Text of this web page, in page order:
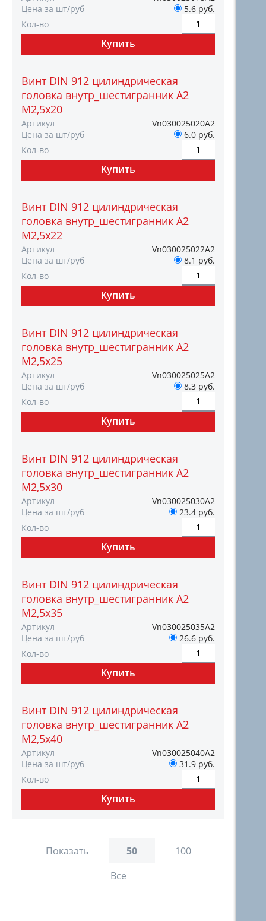
Цена за шт/руб
5.6 руб.
Кол-во
Винт DIN 912 цилиндрическая
головка внутр_шестигранник A2
М2,5х20
Артикул
Vn030025020А2
Цена за шт/руб
6.0 руб.
Кол-во
Винт DIN 912 цилиндрическая
головка внутр_шестигранник A2
М2,5х22
Артикул
Vn030025022А2
Цена за шт/руб
8.1 руб.
Кол-во
Винт DIN 912 цилиндрическая
головка внутр_шестигранник A2
М2,5х25
Артикул
Vn030025025А2
Цена за шт/руб
8.3 руб.
Кол-во
Винт DIN 912 цилиндрическая
головка внутр_шестигранник A2
М2,5х30
Артикул
Vn030025030А2
Цена за шт/руб
23.4 руб.
Кол-во
Винт DIN 912 цилиндрическая
головка внутр_шестигранник A2
М2,5х35
Артикул
Vn030025035А2
Цена за шт/руб
26.6 руб.
Кол-во
Винт DIN 912 цилиндрическая
головка внутр_шестигранник A2
М2,5х40
Артикул
Vn030025040А2
Цена за шт/руб
31.9 руб.
Кол-во
Показать 50
100
Все